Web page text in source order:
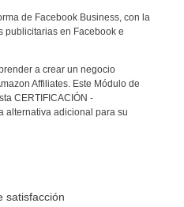
de Facebook Business, con la
publicitarias en Facebook e
a crear un negocio
Affiliates. Este Módulo de
CERTIFICACIÓN -
alternativa adicional para su